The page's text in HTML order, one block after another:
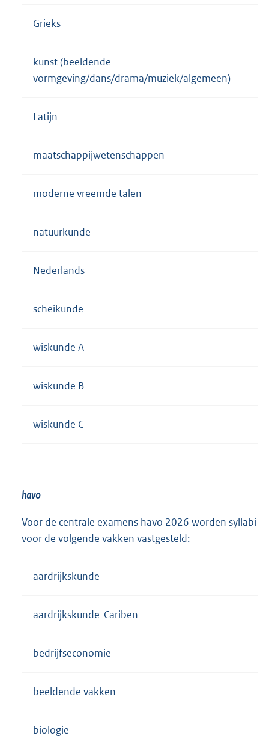
Grieks
kunst (beeldende
vormgeving/dans/drama/muziek/algemeen)
Latijn
maatschappijwetenschappen
moderne vreemde talen
natuurkunde
Nederlands
scheikunde
wiskunde A
wiskunde B
wiskunde C
havo
Voor de centrale examens havo 2026 worden syllabi
voor de volgende vakken vastgesteld:
aardrijkskunde
aardrijkskunde-Cariben
bedrijfseconomie
beeldende vakken
biologie